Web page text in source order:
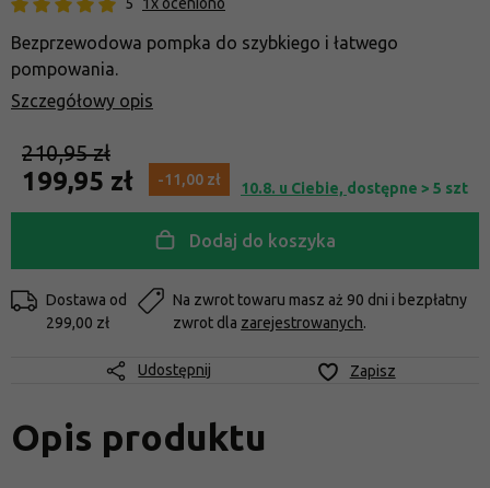
Bezprzewodowa pompka do szybkiego i łatwego
pompowania.
Szczegółowy opis
199,95 zł -11,00 zł
210,95 zł
10.8. u Ciebie, dostępne > 5 szt
Dodaj do koszyka
Dostawa od
299,00 zł
Na zwrot towaru masz aż 90 dni i bezpłatny
zwrot dla zarejestrowanych.
Udostępnij Zapisz
Opis produktu